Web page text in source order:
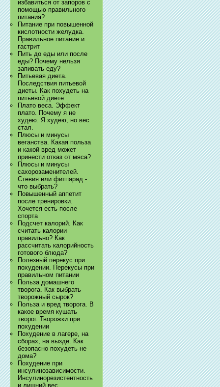
избавиться от запоров с
помощью правильного
питания?
Питание при повышенной
кислотности желудка.
Правильное питание и
гастрит
Пить до еды или после
еды? Почему нельзя
запивать еду?
Питьевая диета.
Последствия питьевой
диеты. Как похудеть на
питьевой диете
Плато веса. Эффект
плато. Почему я не
худею. Я худею, но вес
стал.
Плюсы и минусы
веганства. Какая польза
и какой вред может
принести отказ от мяса?
Плюсы и минусы
сахорозаменителей.
Стевия или фитпарад -
что выбрать?
Повышенный аппетит
после тренировки.
Хочется есть после
спорта
Подсчет калорий. Как
считать калории
правильно? Как
рассчитать калорийность
готового блюда?
Полезный перекус при
похудении. Перекусы при
правильном питании
Польза домашнего
творога. Как выбрать
творожный сырок?
Польза и вред творога. В
какое время кушать
творог. Творожки при
похудении
Похудение в лагере, на
сборах, на вызде. Как
безопасно похудеть не
дома?
Похудение при
инсулинозависимости.
Инсулинорезистентность
и лишний вес